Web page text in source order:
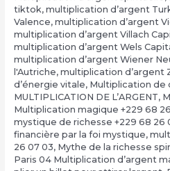
tiktok, multiplication d’argent
Valence, multiplication d’argent
multiplication d’argent Villach
multiplication d’argent Wels
multiplication d’argent Wiener
l'Autriche, multiplication d’argent
d’énergie vitale, Multiplication de
MULTIPLICATION DE L’ARGENT,
Multiplication magique +229 68
mystique de richesse +229 68 26
financière par la foi mystique,
26 07 03, Mythe de la richesse
Paris 04 Multiplication d’argent